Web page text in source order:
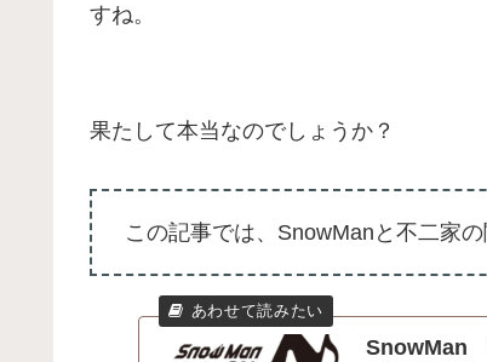
すね。
果たして本当なのでしょうか？
この記事では、SnowManと不二家
SnowMan